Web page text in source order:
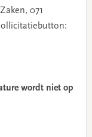
071
wordt niet op